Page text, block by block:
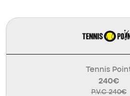
Tennis
240€
P.V.C 240€